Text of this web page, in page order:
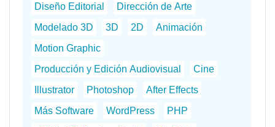
Diseño Editorial
Dirección de Arte
Modelado 3D
3D 2D
Animación
Motion Graphic
Producción y Edición Audiovisual
Cine
Illustrator
Photoshop
After Effects
Más Software
WordPress
PHP